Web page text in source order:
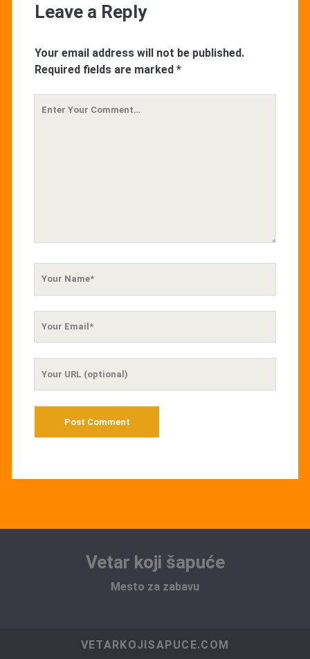
Leave a Reply
Your email address will not be published.
Required fields are marked *
Vetar koji šapuće
Mesto za zabavu
VETARKOJISAPUCE.COM